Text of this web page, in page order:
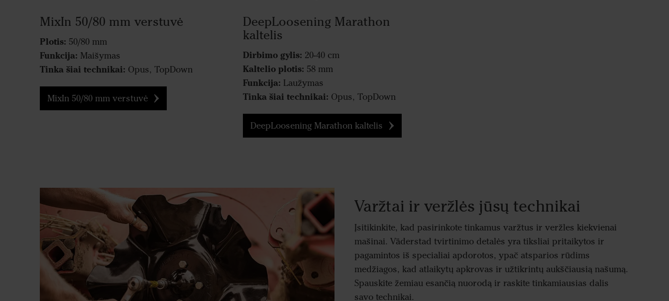
MixIn 50/80 mm verstuvė
Plotis: 50/80 mm
Funkcija: Maišymas
Tinka šiai technikai: Opus, TopDown
MixIn 50/80 mm verstuvė
DeepLoosening Marathon
kaltelis
Dirbimo gylis: 20-40 cm
Kaltelio plotis: 58 mm
Funkcija: Laužymas
Tinka šiai technikai: Opus, TopDown
DeepLoosening Marathon kaltelis
Varžtai ir veržlės jūsų technikai
Įsitikinkite, kad pasirinkote tinkamus varžtus ir veržles kiekvienai
mašinai. Väderstad tvirtinimo detalės yra tiksliai pritaikytos ir
pagamintos iš specialiai apdorotos, ypač atsparios rūdims
medžiagos, kad atlaikytų apkrovas ir užtikrintų aukščiausią našumą.
Spauskite žemiau esančią nuorodą ir raskite tinkamiausias dalis
savo technikai.